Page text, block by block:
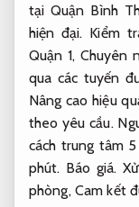
tại Quận Bình
hiện đại. Kiểm
Quận 1, Chuyên
qua các tuyến
Nâng cao hiệu
theo yêu cầu.
cách trung tâm
phút. Báo giá.
phòng, Cam kết